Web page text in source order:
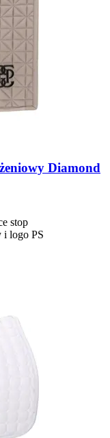
Diamond
stop
i logo PS